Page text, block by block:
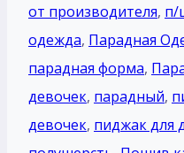
от производителя, п/
одежда, Парадная
парадная форма,
девочек, парадный,
девочек, пиджак для